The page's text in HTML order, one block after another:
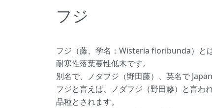
フジ
フジ（藤、学名：Wisteria floribunda）と
耐寒性落葉蔓性低木です。
別名で、ノダフジ（野田藤）、英名で
フジと言えば、ノダフジ（野田藤）と言わ
品種とされます。